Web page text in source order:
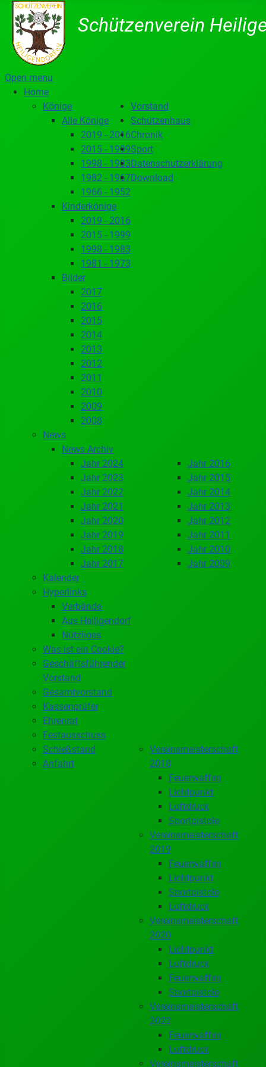
Schützenverein
Open menu
Home
Könige
Alle Könige
2019 - 2016
2015 - 1999
1998 - 1983
1982 - 1967
1966 - 1952
Kinderkönige
2019 - 2016
2015 - 1999
1998 - 1983
1981 - 1973
Bilder
2017
2016
2015
2014
2013
2012
2011
2010
2009
2008
News
News Archiv
Jahr 2024
Jahr 2023
Jahr 2022
Jahr 2021
Jahr 2020
Jahr 2019
Jahr 2018
Jahr 2017
Jahr 2016
Jahr 2015
Jahr 2014
Jahr 2013
Jahr 2012
Jahr 2011
Jahr 2010
Jahr 2009
Kalender
Hyperlinks
Verbände
Aus Heiligendorf
Nützliges
Was ist ein Cookie?
Vorstand
Geschäftsführender
Vorstand
Gesamtvorstand
Kassenprüfer
Ehrenrat
Festausschuss
Schützenhaus
Schießstand
Anfahrt
Chronik
Sport
Vereinsmeisterschaft
2018
Feuerwaffen
Lichtpunkt
Luftdruck
Sportpistole
Vereinsmeisterschaft
2019
Feuerwaffen
Lichtpunkt
Sportpistole
Luftdruck
Vereinsmeisterschaft
2020
Lichtpunkt
Luftdruck
Feuerwaffen
Sportpistole
Vereinsmeisterschaft
2022
Feuerwaffen
Luftdruck
Vereinsmeisterschaft
Datenschutzerklärung
Download